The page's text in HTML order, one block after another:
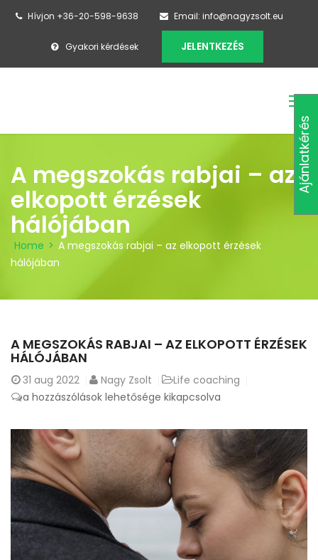
Hívjon +36-20-598-9638 Email: info@nagyzsolt.eu
Gyakori kérdések JELENTKEZÉS
A megszokás rabjai – az
elkopott érzések
hálójában
Home > A megszokás rabjai – az elkopott érzések
hálójában
A MEGSZOKÁS RABJAI – AZ ELKOPOTT ÉRZÉSEK
HÁLÓJÁBAN
31 aug 2022 Nagy Zsolt
Life coaching
A
rabjai
–
az
elkopott
érzések
hálójában
bejegyzéshez
a hozzászólások lehetősége kikapcsolva
Ajánlatkérés